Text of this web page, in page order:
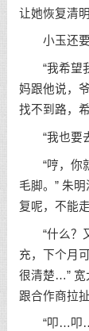
让她恢复清
小玉还要
“我希望我
妈跟他说，
找不到路，
“我也要去
“哼，你就
毛脚。” 朱
复呢，不能
“什么？又
充，下个月
很清楚…” 宽
跟合作商拉扯
“叩…叩…苏